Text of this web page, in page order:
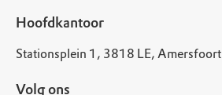
Hoofdkantoor
Stationsplein 1, 3818 LE, Amersfoort
Volg ons